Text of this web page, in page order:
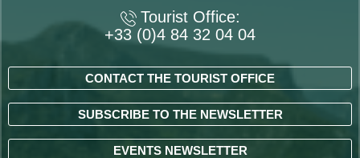
Tourist Office:
+33 (0)4 84 32 04 04
CONTACT THE TOURIST OFFICE
SUBSCRIBE TO THE NEWSLETTER
EVENTS NEWSLETTER